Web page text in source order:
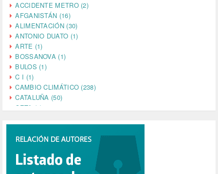
ACCIDENTE METRO (2)
AFGANISTÁN (16)
ALIMENTACIÓN (30)
ANTONIO DUATO (1)
ARTE (1)
BOSSANOVA (1)
BULOS (1)
C I (1)
CAMBIO CLIMÁTICO (238)
CATALUÑA (50)
CETA (2)
CINE (35)
COMPROMISO (2)
CONFERENCIA (1)